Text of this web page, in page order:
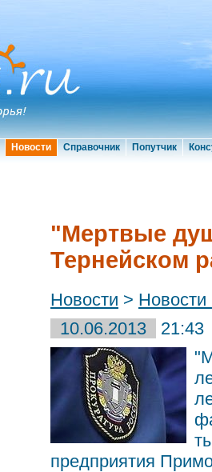
Новости Справочник Попутчик
"Мертвые
Тернейском
Новости >
10.06.2013
21:43
предприятия